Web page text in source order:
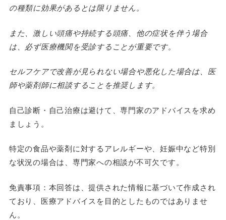
の種類に効果があるとは限りません。
また、激しい頭痛や持続する頭痛、他の症状を伴う場合
は、必ず医療機関を受診することが重要です。
セルフケアで改善が見られない場合や悪化した場合は、医
師や薬剤師に相談することを推奨します。
自己診断・自己治療は避けて、専門家のアドバイスを求め
ましょう。
特定の食品や薬剤に対するアレルギーや、妊娠中など特別
な状況の場合は、専門家への相談が不可欠です。
免責事項：本回答は、提供された情報に基づいて作成され
ており、医療アドバイスを目的としたものではありませ
ん。